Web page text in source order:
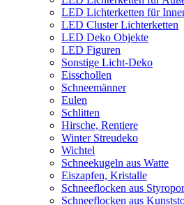
LED Lichterketten für
LED Cluster Lichterketten
LED Deko Objekte
LED Figuren
Sonstige Licht-Deko
Eisschollen
Schneemänner
Eulen
Schlitten
Hirsche, Rentiere
Winter Streudeko
Wichtel
Schneekugeln aus Watte
Eiszapfen, Kristalle
Schneeflocken aus Styropor
Schneeflocken aus